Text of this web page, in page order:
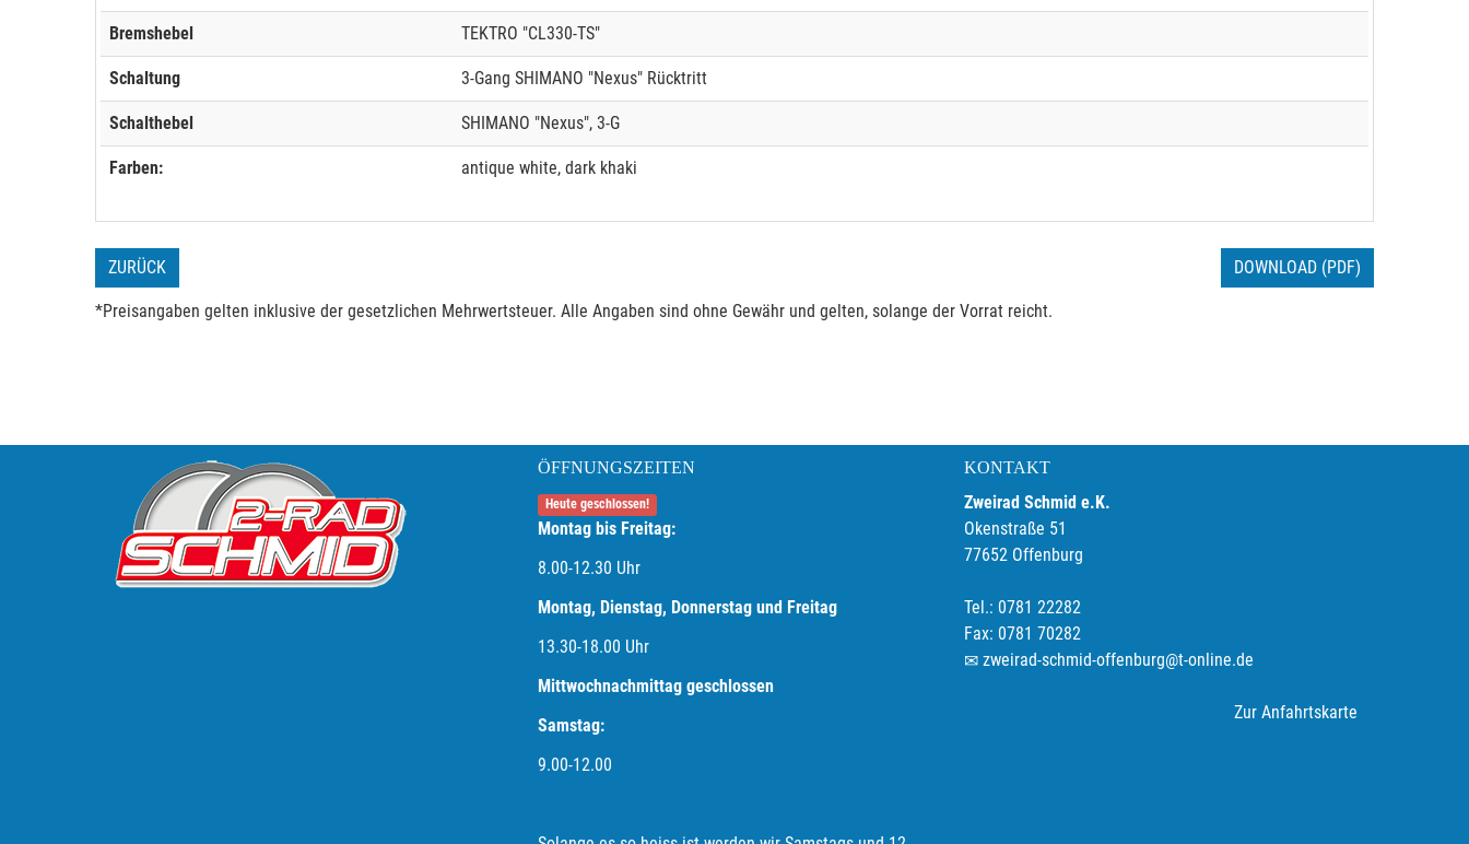
Bremshebel TEKTRO "CL330-TS"
Schaltung 3-Gang SHIMANO "Nexus" Rücktritt
Schalthebel SHIMANO "Nexus", 3-G
Farben: antique white, dark khaki
ZURÜCK DOWNLOAD (PDF)
*Preisangaben gelten inklusive der gesetzlichen Mehrwertsteuer. Alle Angaben sind ohne Gewähr und gelten, solange der Vorrat reicht.
ÖFFNUNGSZEITEN
Heute geschlossen!
Montag bis Freitag:
8.00-12.30 Uhr
Montag, Dienstag, Donnerstag und Freitag
13.30-18.00 Uhr
Mittwochnachmittag geschlossen
Samstag:
9.00-12.00
KONTAKT
Zweirad Schmid e.K.
Okenstraße 51
77652 Offenburg
Tel.: 0781 22282
Fax: 0781 70282
zweirad-schmid-offenburg@t-online.de
Zur Anfahrtskarte